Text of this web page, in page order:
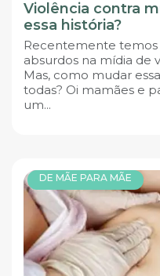
Violência contra
essa história?
Recentemente temos
absurdos na mídia de
Mas, como mudar
todas? Oi mamães e
um...
DE MÃE PARA MÃE